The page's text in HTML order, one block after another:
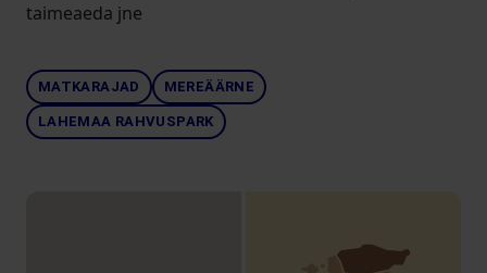
taimeaeda jne
MATKARAJAD MEREÄÄRNE
LAHEMAA RAHVUSPARK